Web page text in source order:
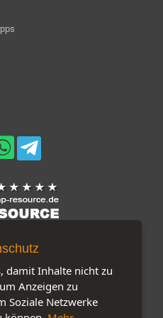
149
damit Inhalte nicht zu
Anzeigen zu
Soziale Netzwerke